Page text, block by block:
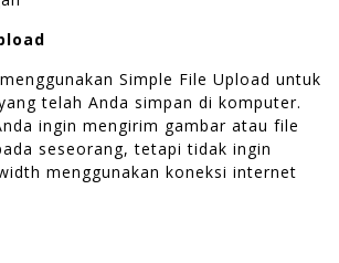
Simple File Upload untuk
telah Anda simpan di komputer.
ingin mengirim gambar atau file
seseorang, tetapi tidak ingin
menggunakan koneksi internet